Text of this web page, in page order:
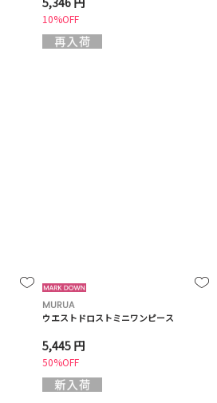
10%OFF
MURUA
ウエストドロストミニワンピース
5,445 円
50%OFF